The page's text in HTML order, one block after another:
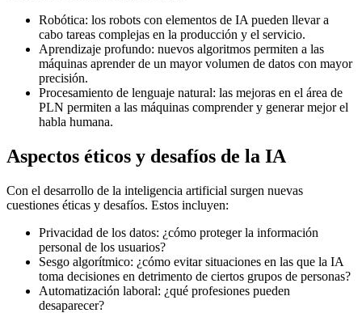
Robótica: los robots con elementos de IA pueden llevar a
cabo tareas complejas en la producción y el servicio.
Aprendizaje profundo: nuevos algoritmos permiten a las
máquinas aprender de un mayor volumen de datos con mayor
precisión.
Procesamiento de lenguaje natural: las mejoras en el área de
PLN permiten a las máquinas comprender y generar mejor el
habla humana.
Aspectos éticos y desafíos de la IA
Con el desarrollo de la inteligencia artificial surgen nuevas
cuestiones éticas y desafíos. Estos incluyen:
Privacidad de los datos: ¿cómo proteger la información
personal de los usuarios?
Sesgo algorítmico: ¿cómo evitar situaciones en las que la IA
toma decisiones en detrimento de ciertos grupos de personas?
Automatización laboral: ¿qué profesiones pueden
desaparecer?